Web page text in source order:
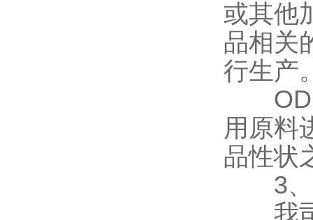
或其他
品相关
行生产
ODM
用原料
品性状
3、
我司